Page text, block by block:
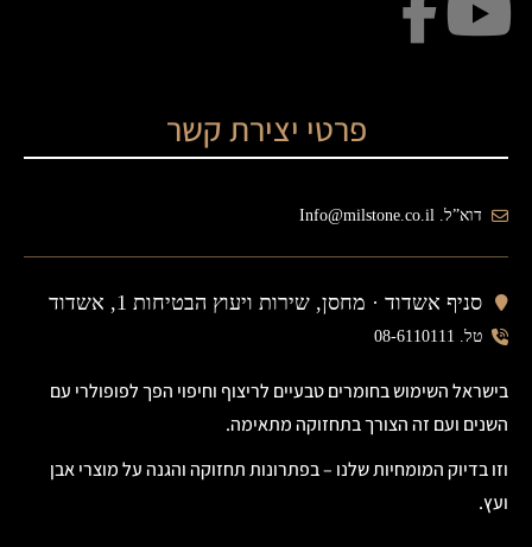
פרטי יצירת קשר
דוא”ל. Info@milstone.co.il
סניף אשדוד · מחסן, שירות ויעוץ הבטיחות 1, אשדוד
טל. 08-6110111
בישראל השימוש בחומרים טבעיים לריצוף וחיפוי הפך לפופולרי עם
השנים ועם זה הצורך בתחזוקה מתאימה.
וזו בדיוק המומחיות שלנו – בפתרונות תחזוקה והגנה על מוצרי אבן
ועץ.